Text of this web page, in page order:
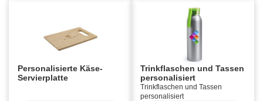
Personalisierte Käse-
Servierplatte
Trinkflaschen und Tassen
personalisiert
Trinkflaschen und Tassen
personalisiert